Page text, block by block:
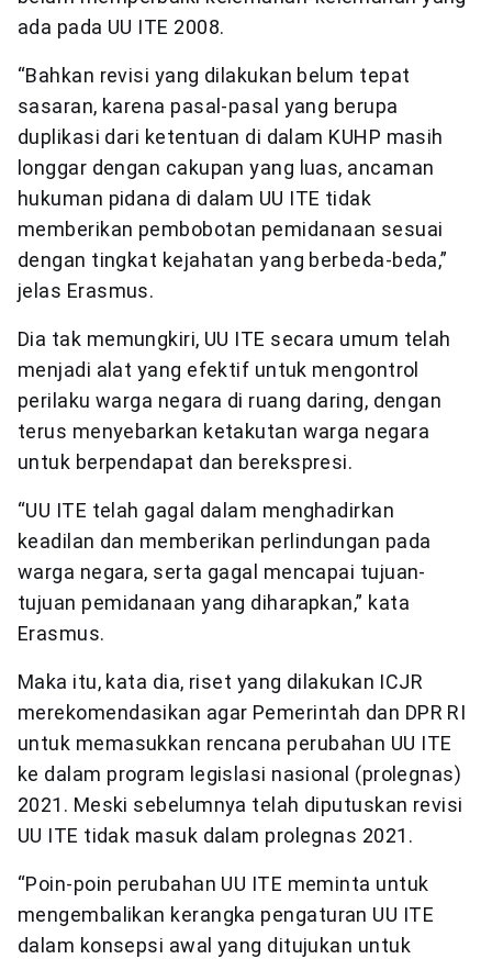
ada pada UU ITE 2008.
“Bahkan revisi yang dilakukan belum tepat
sasaran, karena pasal-pasal yang berupa
duplikasi dari ketentuan di dalam KUHP masih
longgar dengan cakupan yang luas, ancaman
hukuman pidana di dalam UU ITE tidak
memberikan pembobotan pemidanaan sesuai
dengan tingkat kejahatan yang berbeda-beda,”
jelas Erasmus.
Dia tak memungkiri, UU ITE secara umum telah
menjadi alat yang efektif untuk mengontrol
perilaku warga negara di ruang daring, dengan
terus menyebarkan ketakutan warga negara
untuk berpendapat dan berekspresi.
“UU ITE telah gagal dalam menghadirkan
keadilan dan memberikan perlindungan pada
warga negara, serta gagal mencapai tujuan-
tujuan pemidanaan yang diharapkan,” kata
Erasmus.
Maka itu, kata dia, riset yang dilakukan ICJR
merekomendasikan agar Pemerintah dan DPR RI
untuk memasukkan rencana perubahan UU ITE
ke dalam program legislasi nasional (prolegnas)
2021. Meski sebelumnya telah diputuskan revisi
UU ITE tidak masuk dalam prolegnas 2021.
“Poin-poin perubahan UU ITE meminta untuk
mengembalikan kerangka pengaturan UU ITE
dalam konsepsi awal yang ditujukan untuk